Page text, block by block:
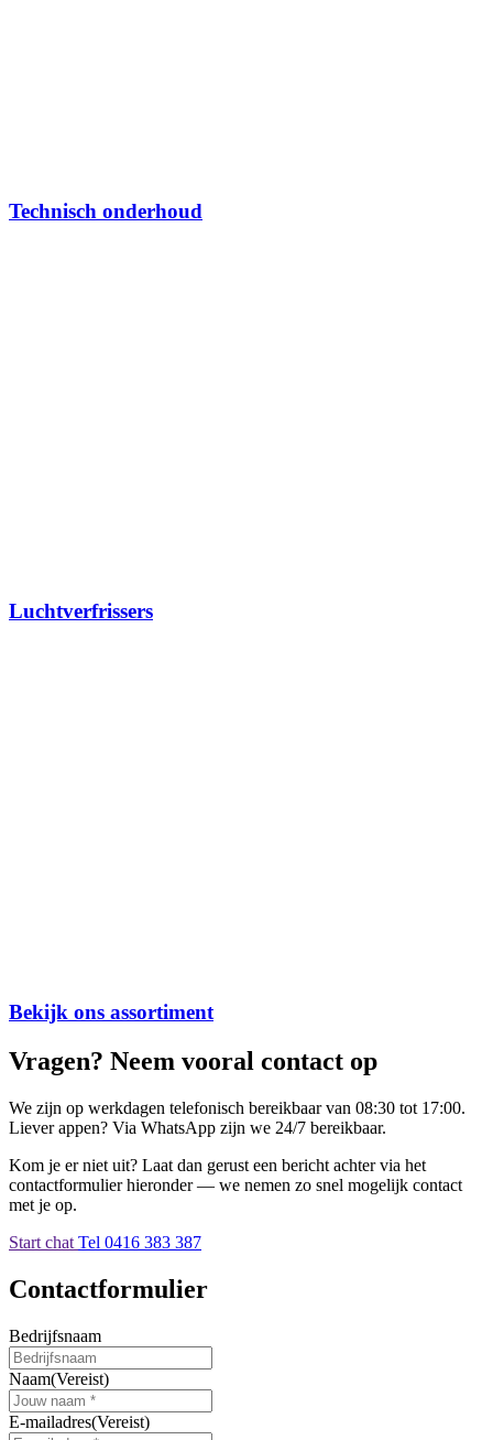
Technisch onderhoud
Luchtverfrissers
Bekijk ons assortiment
Vragen? Neem vooral contact op
We zijn op werkdagen telefonisch bereikbaar van 08:30 tot 17:00.
Liever appen? Via WhatsApp zijn we 24/7 bereikbaar.
Kom je er niet uit? Laat dan gerust een bericht achter via het
contactformulier hieronder — we nemen zo snel mogelijk contact
met je op.
Start chat Tel 0416 383 387
Contactformulier
Bedrijfsnaam
Naam(Vereist)
E-mailadres(Vereist)